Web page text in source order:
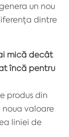
un nou
dintre
mică decât
încă pentru
produs din
valoare
liniei de